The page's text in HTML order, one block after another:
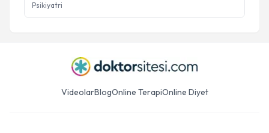
Psikiyatri
VideolarBlogOnline TerapiOnline Diyet